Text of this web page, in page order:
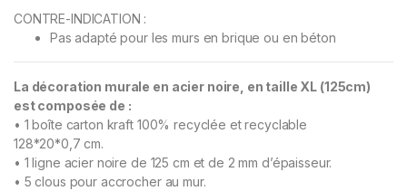
CONTRE-INDICATION :
Pas adapté pour les murs en brique ou en béton
La décoration murale en acier noire, en taille XL (125cm)
est composée de :
• 1 boîte carton kraft 100% recyclée et recyclable
128*20*0,7 cm.
• 1 ligne acier noire de 125 cm et de 2 mm d’épaisseur.
• 5 clous pour accrocher au mur.